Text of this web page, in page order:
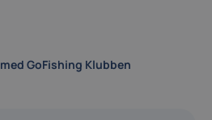
med GoFishing Klubben